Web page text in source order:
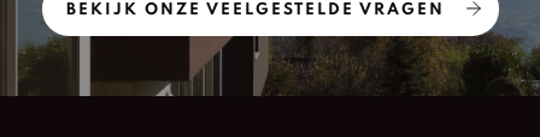
BEKIJK ONZE VEELGESTELDE VRAGEN